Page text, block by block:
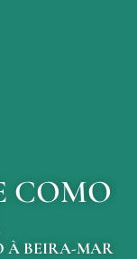
COMO
À BEIRA-MAR